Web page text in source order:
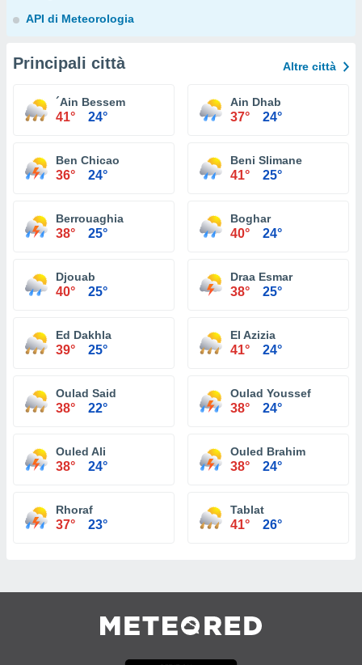
API di Meteorologia
Principali città Altre città
´Ain Bessem
41° 24°
Ain Dhab
37° 24°
Ben Chicao
36° 24°
Beni Slimane
41° 25°
Berrouaghia
38° 25°
Boghar
40° 24°
Djouab
40° 25°
Draa Esmar
38° 25°
Ed Dakhla
39° 25°
El Azizia
41° 24°
Oulad Said
38° 22°
Oulad Youssef
38° 24°
Ouled Ali
38° 24°
Ouled Brahim
38° 24°
Rhoraf
37° 23°
Tablat
41° 26°